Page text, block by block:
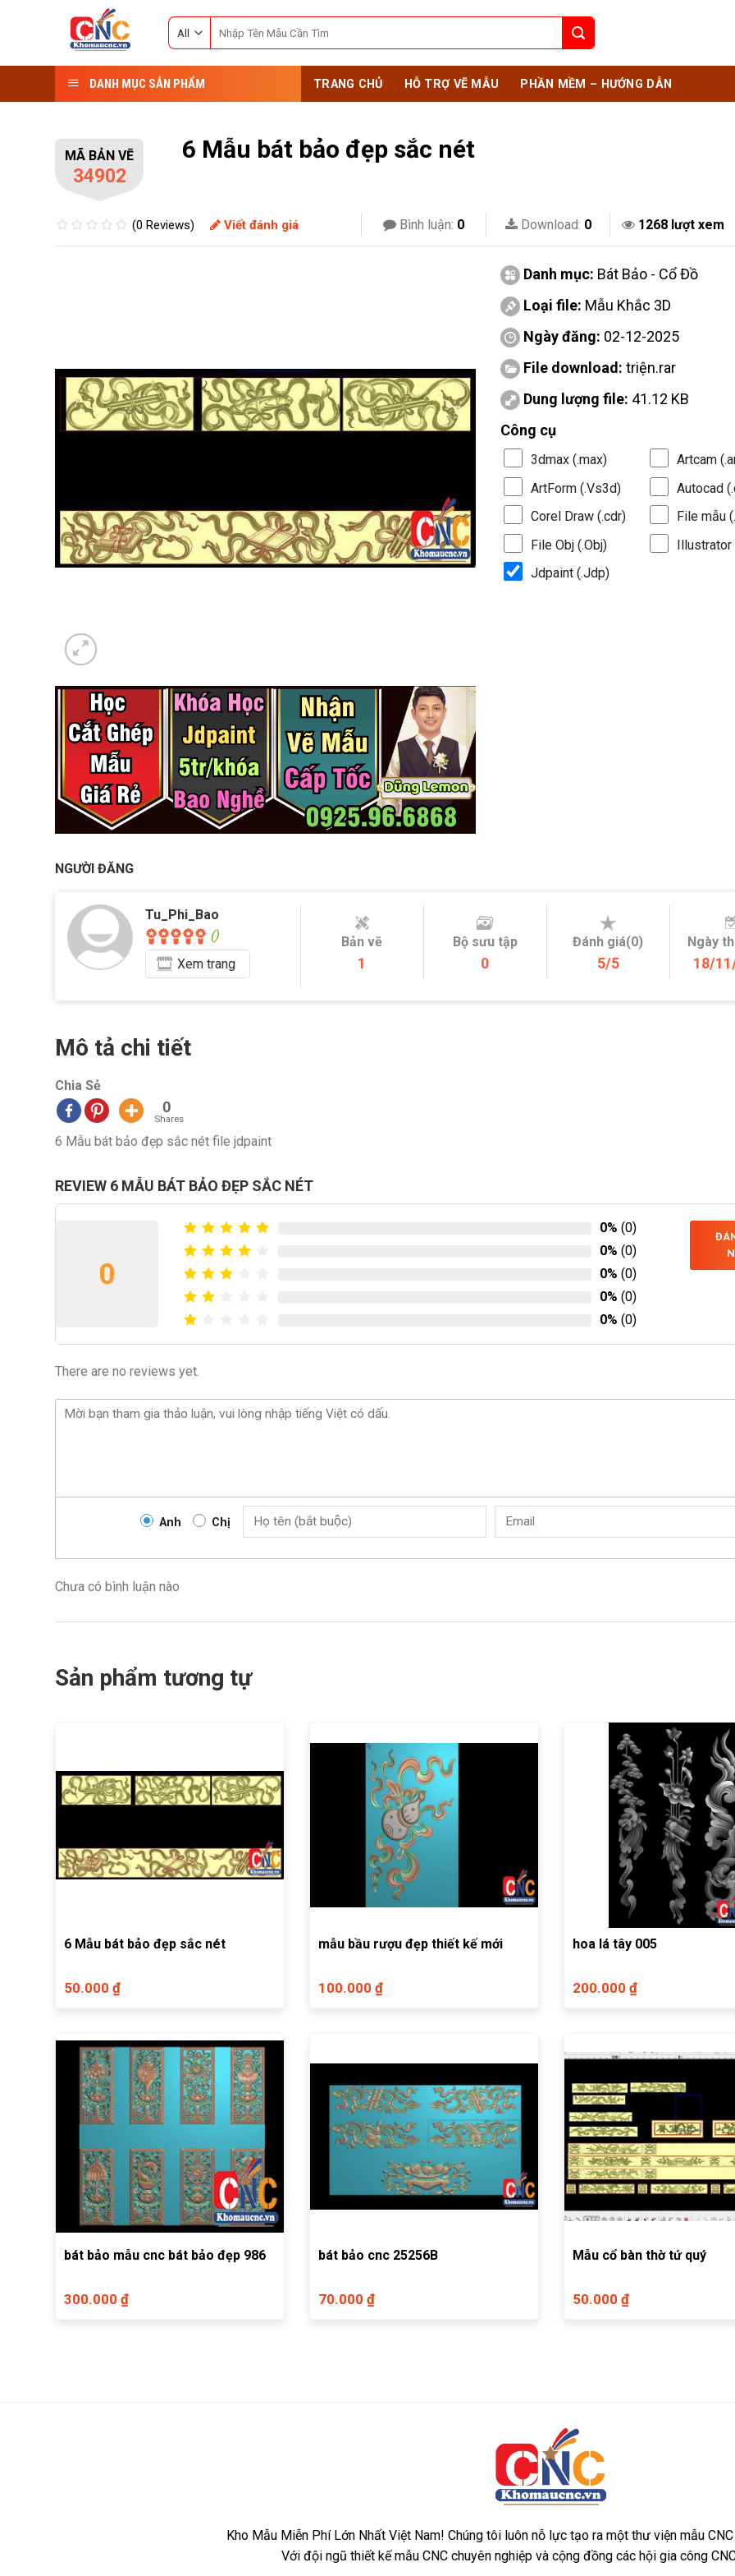
for:
DANH MỤC SẢN PHẨM TRANG CHỦ HỖ TRỢ VẼ MẪU PHẦN MỀM – HƯỚNG DẪN
MÃ BẢN VẼ
34902
6 Mẫu bát bảo đẹp sắc nét
(0 Reviews) Viết đánh giá Bình luận: 0 Download: 0 1268 lượt xem
Danh mục: Bát Bảo - Cổ Đồ
Loại file: Mẫu Khắc 3D
Ngày đăng: 02-12-2025
File download: triện.rar
Dung lượng file: 41.12 KB
Công cụ
3dmax (.max)
Artcam
ArtForm (.Vs3d)
Autocad
Corel Draw (.cdr)
File mẫu
File Obj (.Obj)
Illustrator
Jdpaint (.Jdp)
NGƯỜI ĐĂNG
Tu_Phi_Bao
()
Xem trang
Bản vẽ
1
Bộ sưu tập
0
Đánh giá(0)
5/5
Ngày
18/
Mô tả chi tiết
Chia Sẻ
0
Shares
6 Mẫu bát bảo đẹp sắc nét file jdpaint
REVIEW 6 MẪU BÁT BẢO ĐẸP SẮC NÉT
0
0% (0)
0% (0)
0% (0)
0% (0)
0% (0)
There are no reviews yet.
Anh Chị
Chưa có bình luận nào
Sản phẩm tương tự
6 Mẫu bát bảo đẹp sắc nét
50.000 ₫
mẫu bầu rượu đẹp thiết kế mới
100.000 ₫
hoa lá tây 005
200.000 ₫
bát bảo mẫu cnc bát bảo đẹp 986
300.000 ₫
bát bảo cnc 25256B
70.000 ₫
Mẫu cổ bàn thờ tứ quý
50.000 ₫
Kho Mẫu Miễn Phí Lớn Nhất Việt Nam! Chúng tôi luôn nỗ lực tạo ra một thư viện mẫu
Với đội ngũ thiết kế mẫu CNC chuyên nghiệp và cộng đồng các hội gia công